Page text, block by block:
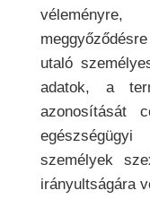
utaló
adatok, a
azonosítását
személyek
irányultságára